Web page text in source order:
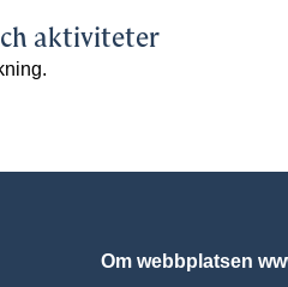
aktiviteter
Om webbplatsen